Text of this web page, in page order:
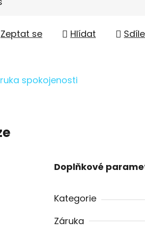
Zeptat se Hlídat
spokojenosti
Doplňkové
Kategorie
Záruka